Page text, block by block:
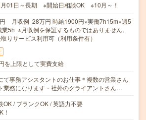
01日～長期 ※開始日相談OK ※10月～！
月収例 28万円 時給1900円×実働7h15m×週5
業5h ※月収例を保証するものではありません。
りサービス利用可（利用条件有）
を上限として実費支給
て事務アシスタントのお仕事＊複数の営業さん
業務になります・社外のクライアントさん…
OK / ブランクOK / 英語力不要
！